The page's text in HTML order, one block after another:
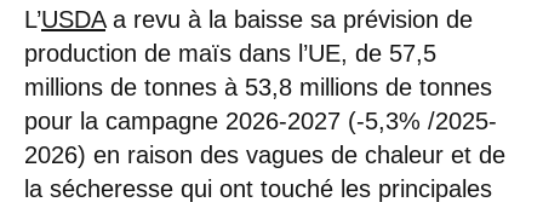
L’USDAa revu à la baisse sa prévision de
production de maïs dans l’UE, de 57,5
millions de tonnes à 53,8 millions de tonnes
pour la campagne 2026-2027 (-5,3% /2025-
2026) en raison des vagues de chaleur et de
la sécheresse qui ont touché les principales